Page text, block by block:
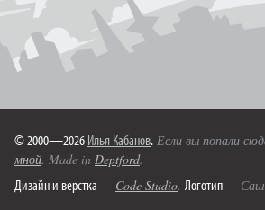
© 2000—2026 Илья Кабанов. Если вы попали
мной. Made in Deptford.
Дизайн и верстка — Code Studio. Логотип —